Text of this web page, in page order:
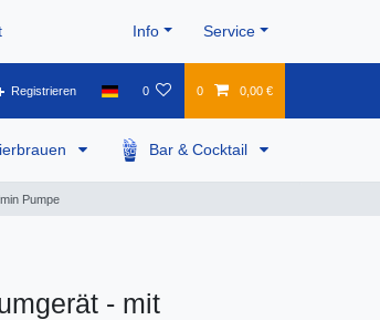
Info Service
Registrieren 0 0 0,00 €
Bar & Cocktail
Pumpe
- mit